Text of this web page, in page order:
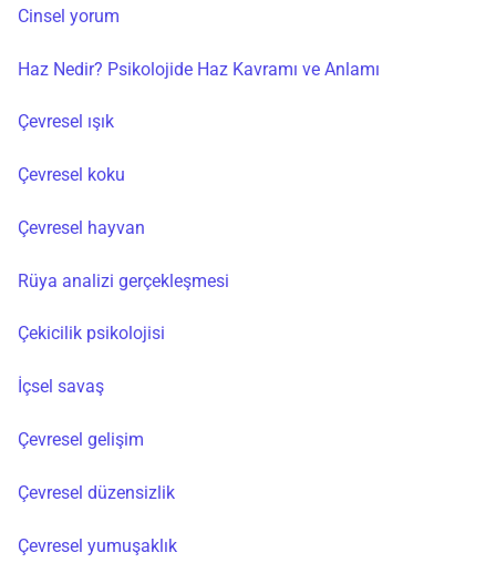
Cinsel yorum
Haz Nedir? Psikolojide Haz Kavramı ve Anlamı
Çevresel ışık
Çevresel koku
Çevresel hayvan
Rüya analizi gerçekleşmesi
Çekicilik psikolojisi
İçsel savaş
Çevresel gelişim
Çevresel düzensizlik
Çevresel yumuşaklık